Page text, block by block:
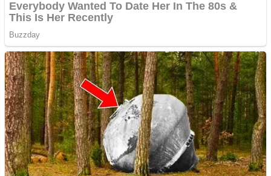
Aplică acum pentru toate
tipurile de împrumuturi
și obține bani urgent!